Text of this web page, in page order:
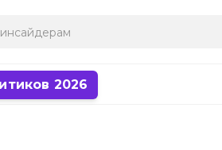
2026